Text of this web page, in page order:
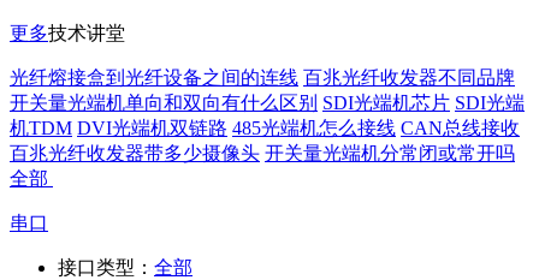
更多技术讲堂
光纤熔接盒到光纤设备之间的连线 百兆光纤收发器不同品牌
开关量光端机单向和双向有什么区别 SDI光端机芯片 SDI光端
机TDM DVI光端机双链路 485光端机怎么接线 CAN总线接收
百兆光纤收发器带多少摄像头 开关量光端机分常闭或常开吗
全部
串口
接口类型： 全部